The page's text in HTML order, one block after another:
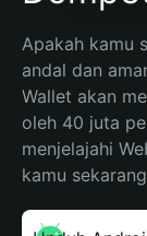
Apakah kamu
andal dan
Wallet akan
oleh 40 juta
menjelajahi
kamu